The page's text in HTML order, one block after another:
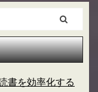
書を効率化する